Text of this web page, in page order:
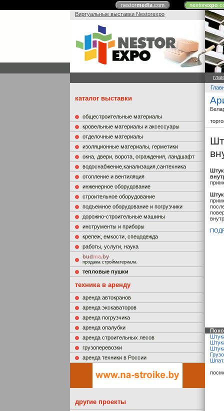
nestormedia.com nestorexpo
Виртуальные выставки Nestorexpo
каталог выставки
общестроительные материалы
кровельные материалы и аксессуары
отделочные материалы
изоляционные материалы, герметики
окна, двери, ворота, ограждения, ландшафт
водоснабжение,канализация,сантехника
отопление и вентиляция
инженерное оборудование
строительное оборудование
подъемное оборудование и погрузчики
дорожно-строительные машины
инструменты и приборы
крепеж, емкости, спецодежда
работы, услуги, наука
budma.by
продажа стройматериала
тепловые пушки
техника в аренду
аренда автокранов
аренда экскаваторов
аренда погрузчика
аренда опалубки
аренда строительных лесов
грузоперевозки
аренда техники в России
другие проекты